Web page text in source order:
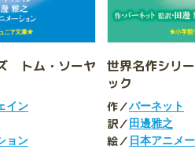
トム・ソーヤ
イン
ョン
世界名作シリ
ック
作／バーネット
訳／ 田邊雅之
絵／ 日本アニメ